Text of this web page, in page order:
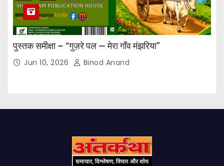
पुस्तक समीक्षा – “गुज़रे पल — मेरा गाँव मंझरिया”
Jun 10, 2026 Binod Anand